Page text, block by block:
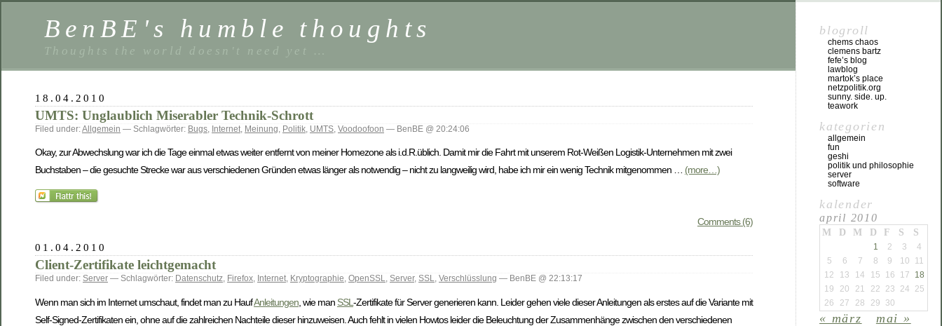
BenBE's humble thoughts
Thoughts the world doesn't need yet …
18.04.2010
UMTS: Unglaublich Miserabler Technik-Schrott
Filed under:Allgemein — Schlagwörter: Bugs, Internet, Meinung, Politik, UMTS, Voodoofoon — BenBE @ 20:24:06
Okay, zur Abwechslung war ich die Tage einmal etwas weiter entfernt von meiner Homezone als i.d.R.üblich. Damit mir die Fahrt mit unserem Rot-Weißen Logistik-Unternehmen mit zwei
Buchstaben – die gesuchte Strecke war aus verschiedenen Gründen etwas länger als notwendig – nicht zu langweilig wird, habe ich mir ein wenig Technik mitgenommen … (more…)
Comments (6)
01.04.2010
Client-Zertifikate leichtgemacht
Filed under: Server — Schlagwörter: Datenschutz, Firefox, Internet, Kryptographie, OpenSSL, Server, SSL, Verschlüsslung — BenBE @ 22:13:17
Wenn man sich im Internet umschaut, findet man zu HaufAnleitungen , wie man SSL -Zertifikate für Server generieren kann. Leider gehen viele dieser Anleitungen als erstes auf die Variante mit
Self-Signed-Zertifikaten ein, ohne auf die zahlreichen Nachteile dieser hinzuweisen. Auch fehlt in vielen Howtos leider die Beleuchtung der Zusammenhänge zwischen den verschiedenen
blogroll
chems chaos
clemens bartz
fefe’s blog
lawblog
martok’s place
netzpolitik.org
sunny. side. up.
teawork
kategorien
allgemein
fun
geshi
politik und philosophie
server
software
kalender
april 2010
M D M D F S S
1 2 3
4
5
6 7 8 9 10
11
12
13 14 15 16 17
18
19
20 21 22 23 24
25
26
27 28 29 30
« märz
mai »